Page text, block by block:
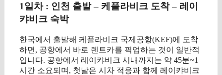
1일차 : 인천 출발 – 케플라비크 도착 – 레이
캬비크 숙박
한국에서 출발해 케플라비크 국제공항(KEF)에 도착
하면, 공항에서 바로 렌트카를 픽업하는 것이 일반적
입니다. 공항에서 레이캬비크 시내까지는 약 45분~1
시간 소요되며, 첫날은 시차 적응과 함께 레이캬비크